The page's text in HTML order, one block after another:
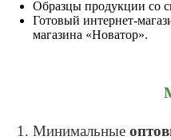
Образцы продукции со
Готовый интернет-
магазина «Новатор».
Минимальные